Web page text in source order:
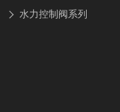
水力控制阀系列